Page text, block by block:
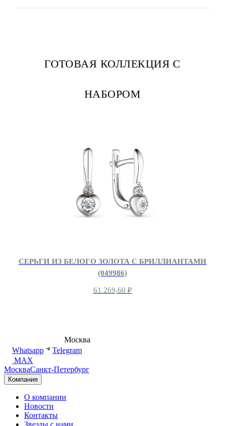
ГОТОВАЯ КОЛЛЕКЦИЯ С
НАБОРОМ
СЕРЬГИ ИЗ БЕЛОГО ЗОЛОТА С БРИЛЛИАНТАМИ
(049986)
61 269,60 ₽
Москва
Whatsapp
Telegram
MAX
МоскваСанкт-Петербург
Компания
О компании
Новости
Контакты
Звезды с нами